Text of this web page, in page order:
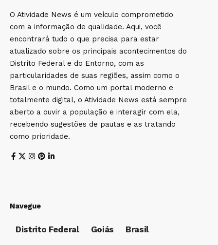
O Atividade News é um veículo comprometido
com a informação de qualidade. Aqui, você
encontrará tudo o que precisa para estar
atualizado sobre os principais acontecimentos do
Distrito Federal e do Entorno, com as
particularidades de suas regiões, assim como o
Brasil e o mundo. Como um portal moderno e
totalmente digital, o Atividade News está sempre
aberto a ouvir a população e interagir com ela,
recebendo sugestões de pautas e as tratando
como prioridade.
Navegue
Distrito Federal Goiás
Brasil